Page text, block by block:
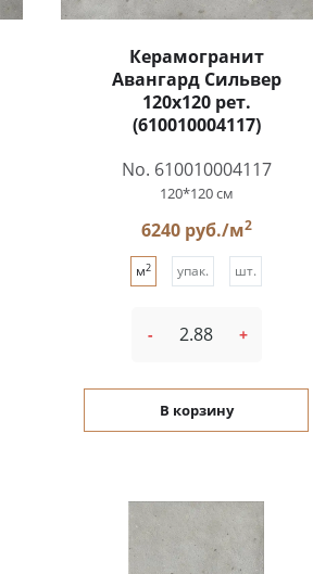
Керамогранит
Авангард Сильвер
120x120 рет.
(610010004117)
No. 610010004117
120*120 см
6240 руб./м2
м2 упак. шт.
- +
В корзину